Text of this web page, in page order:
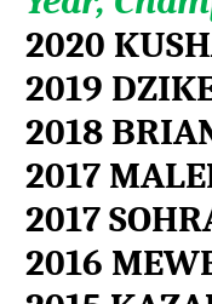
2020
2019
2018
2017
2017
2016